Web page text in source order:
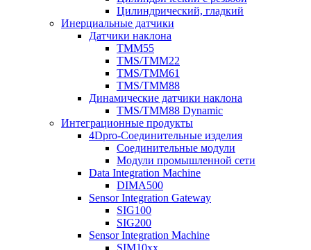
Цилиндрический, гладкий
Инерциальные датчики
Датчики наклона
TMM55
TMS/TMM22
TMS/TMM61
TMS/TMM88
Динамические датчики наклона
TMS/TMM88 Dynamic
Интеграционные продукты
4Dpro-Соединительные изделия
Соединительные модули
Модули промышленной сети
Data Integration Machine
DIMA500
Sensor Integration Gateway
SIG100
SIG200
Sensor Integration Machine
SIM10xx